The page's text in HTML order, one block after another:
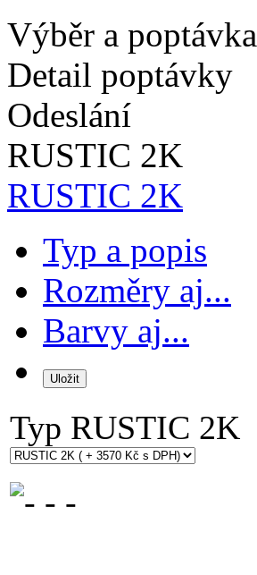
Výběr a poptávka
Detail poptávky
Odeslání
RUSTIC 2K
RUSTIC 2K
Typ a popis
Rozměry aj...
Barvy aj...
Typ RUSTIC 2K